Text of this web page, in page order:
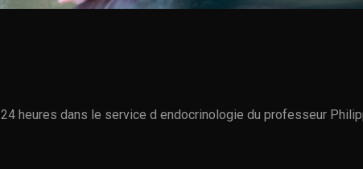
24 heures dans le service d endocrinologie du professeur